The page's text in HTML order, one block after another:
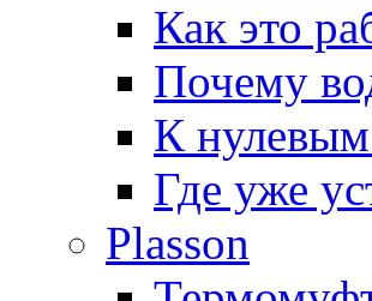
Как это
Почему
К
Где уже
Plasson